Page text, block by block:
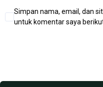
Simpan nama, email, dan
untuk komentar saya